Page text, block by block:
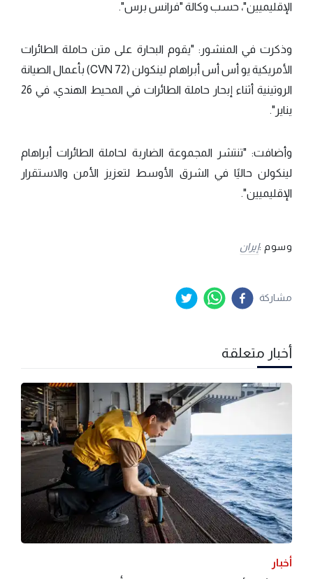
الإقليميين"، حسب وكالة "فرانس برس".
وذكرت في المنشور: "يقوم البحارة على متن حاملة الطائرات
الأمريكية يو أس أس أبراهام لينكولن (CVN 72) بأعمال الصيانة
الروتينية أثناء إبحار حاملة الطائرات في المحيط الهندي، في 26
يناير".
وأضافت: "تنتشر المجموعة الضاربة لحاملة الطائرات أبراهام
لينكولن حاليًا في الشرق الأوسط لتعزيز الأمن والاستقرار
الإقليميين".
وسوم :إيران
مشاركة
أخبار متعلقة
أخبار